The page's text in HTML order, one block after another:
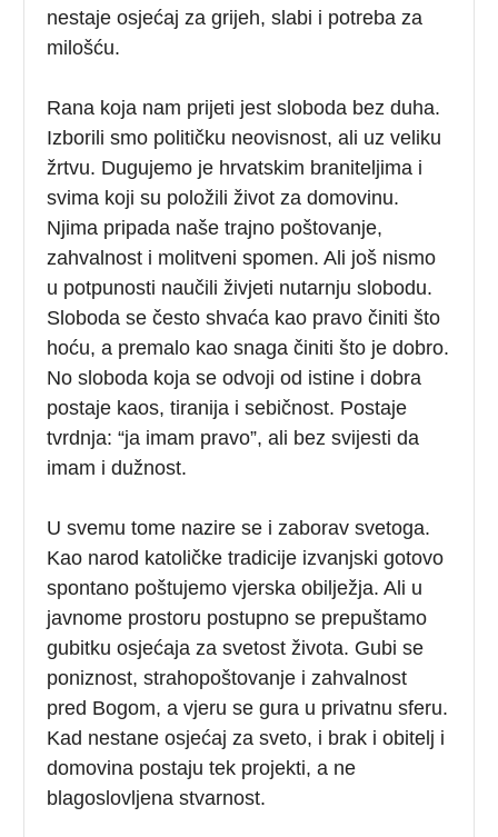
nestaje osjećaj za grijeh, slabi i potreba za
milošću.
Rana koja nam prijeti jest sloboda bez duha.
Izborili smo političku neovisnost, ali uz veliku
žrtvu. Dugujemo je hrvatskim braniteljima i
svima koji su položili život za domovinu.
Njima pripada naše trajno poštovanje,
zahvalnost i molitveni spomen. Ali još nismo
u potpunosti naučili živjeti nutarnju slobodu.
Sloboda se često shvaća kao pravo činiti što
hoću, a premalo kao snaga činiti što je dobro.
No sloboda koja se odvoji od istine i dobra
postaje kaos, tiranija i sebičnost. Postaje
tvrdnja: “ja imam pravo”, ali bez svijesti da
imam i dužnost.
U svemu tome nazire se i zaborav svetoga.
Kao narod katoličke tradicije izvanjski gotovo
spontano poštujemo vjerska obilježja. Ali u
javnome prostoru postupno se prepuštamo
gubitku osjećaja za svetost života. Gubi se
poniznost, strahopoštovanje i zahvalnost
pred Bogom, a vjeru se gura u privatnu sferu.
Kad nestane osjećaj za sveto, i brak i obitelj i
domovina postaju tek projekti, a ne
blagoslovljena stvarnost.